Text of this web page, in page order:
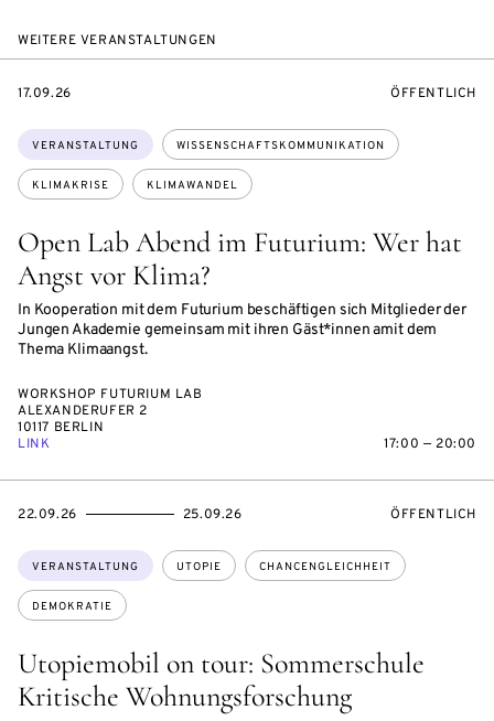
WEITERE VERANSTALTUNGEN
Open Lab Abend im Futurium: Wer hat
Angst vor Klima?
In Kooperation mit dem Futurium beschäftigen sich Mitglieder der
Jungen Akademie gemeinsam mit ihren Gäst*innen amit dem
Thema Klimaangst.
Themen:
VERANSTALTUNG WISSENSCHAFTSKOMMUNIKATION
KLIMAKRISE KLIMAWANDEL
EVENTBEGINSON
17.09.26 ÖFFENTLICH
WORKSHOP FUTURIUM LAB
ALEXANDERUFER 2
10117 BERLIN
LINK
17:00 — 20:00
Utopiemobil on tour: Sommerschule
Kritische Wohnungsforschung
Themen:
VERANSTALTUNG UTOPIE CHANCENGLEICHHEIT
DEMOKRATIE
EVENTBEGINSON
22.09.26
EVENTENDSON 25.09.26 ÖFFENTLICH